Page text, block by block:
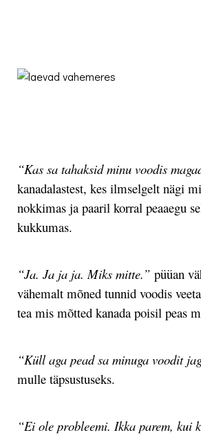
“Kas sa tahaksid minu voodis
kanadalastest, kes ilmselgelt nägi
nokkimas ja paaril korral peaaegu
kukkumas.
“Ja. Ja ja ja. Miks mitte.”püüan
vähemalt mõned tunnid voodis
tea mis mõtted kanada poisil peas
“Küll aga pead sa minuga voodit
mulle täpsustuseks.
“Ei ole probleemi. Ikka parem, kui